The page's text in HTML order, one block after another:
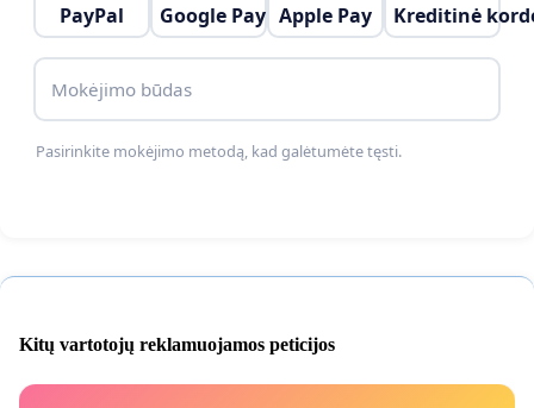
PayPal Google Pay Apple Pay Kreditinė
Mokėjimo būdas
Pasirinkite mokėjimo metodą, kad galėtumėte tęsti.
Kitų vartotojų reklamuojamos peticijos